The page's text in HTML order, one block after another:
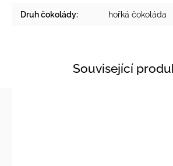
Druh čokolády: hořká čokoláda
Související